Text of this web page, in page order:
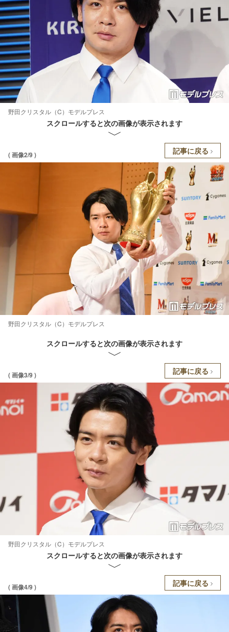
野田クリスタル（C）モデルプレス
スクロールすると次の画像が表示されます
( 画像2/9 ) 記事に戻る
野田クリスタル（C）モデルプレス
スクロールすると次の画像が表示されます
( 画像3/9 ) 記事に戻る
野田クリスタル（C）モデルプレス
スクロールすると次の画像が表示されます
( 画像4/9 ) 記事に戻る